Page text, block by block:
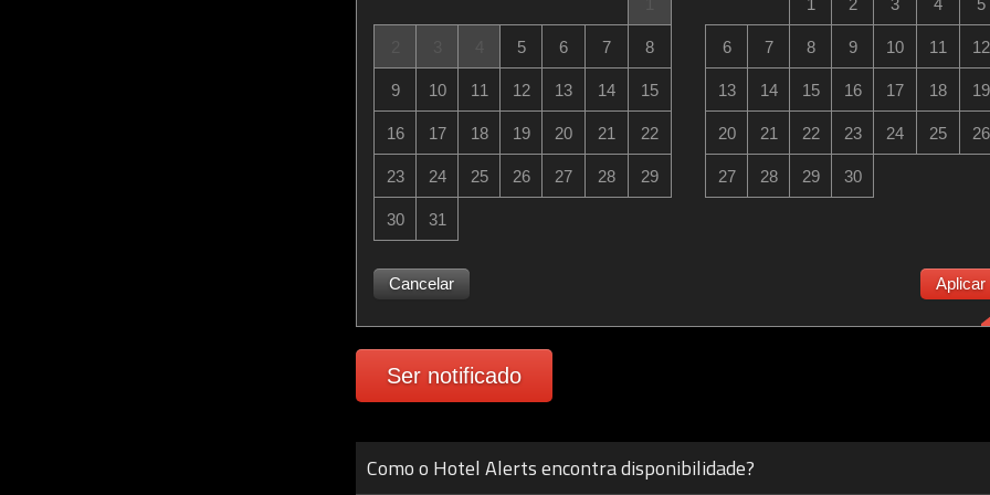
5 6 7 8
9 10 11 12 13 14 15
16 17 18 19 20 21 22
23 24 25 26 27 28 29
30 31
1 2 3 4 5
6 7 8 9 10 11 12
13 14 15 16 17 18 19
20 21 22 23 24 25 26
27 28 29 30
Cancelar Aplicar
Ser notificado
Como o Hotel Alerts encontra disponibilidade?